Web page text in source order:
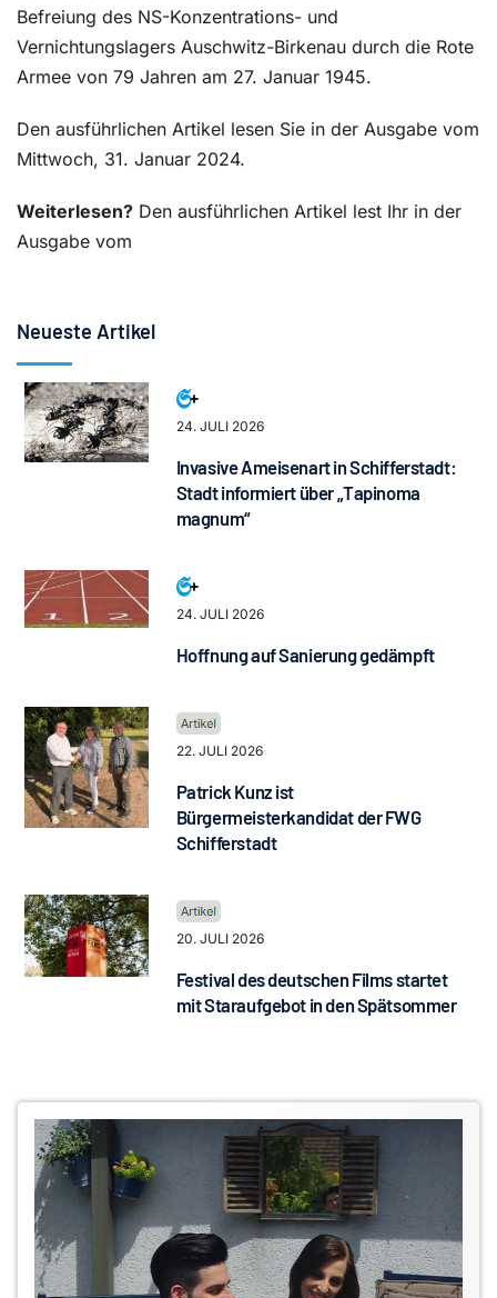
Befreiung des NS-Konzentrations- und
Vernichtungslagers Auschwitz-Birkenau durch die Rote
Armee von 79 Jahren am 27. Januar 1945.
Den ausführlichen Artikel lesen Sie in der Ausgabe vom
Mittwoch, 31. Januar 2024.
Weiterlesen? Den ausführlichen Artikel lest Ihr in der
Ausgabe vom
Neueste Artikel
24. JULI 2026
Invasive Ameisenart in Schifferstadt:
Stadt informiert über „Tapinoma
magnum“
24. JULI 2026
Hoffnung auf Sanierung gedämpft
22. JULI 2026
Patrick Kunz ist
Bürgermeisterkandidat der FWG
Schifferstadt
20. JULI 2026
Festival des deutschen Films startet
mit Staraufgebot in den Spätsommer